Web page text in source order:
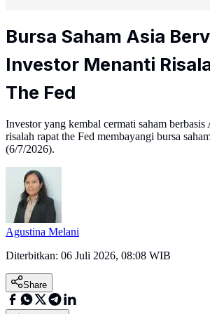
Bursa Saham Asia
Investor Menanti
The Fed
Investor yang kembal cermati saham
risalah rapat the Fed membayangi bursa
(6/7/2026).
Agustina Melani
Diterbitkan: 06 Juli 2026, 08:08 WIB
Share